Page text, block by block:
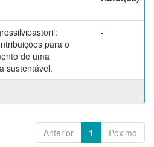
para o
de uma
sustentável.
-
Anterior 1 Póximo